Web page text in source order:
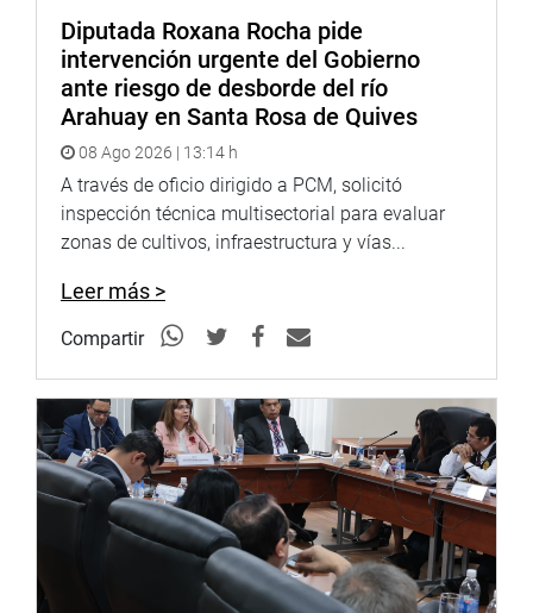
requieren de una acción afirmativa mediante la
modificación del artículo 15 de la Ley 29158, Ley
Orgánica del Poder Ejecutivo, modificada por la Ley
31457”. Por lo tanto, también se recomienda su
aprobación por parte del grupo de trabajo parlamentario.
La Comisión de Descentralización sesionará esta tarde a
partir de las 15.00 horas, en la ciudad de Rioja, región San
Martín donde viene cumpliendo actividades desde ayer
Yarrow Lumbreras, las congresistas Cheryl Trigozo,
Lucinda Vásquez, Karol Paredes, Kira Alcarraz y Rosío
Torres.
DESPACHO CONGRESAL
Diputada Roxana Rocha pide
intervención urgente del Gobierno
ante riesgo de desborde del río
Arahuay en Santa Rosa de Quives
08 Ago 2026 | 13:14 h
A través de oficio dirigido a PCM, solicitó
inspección técnica multisectorial para evaluar
zonas de cultivos, infraestructura y vías...
Leer más >
Compartir